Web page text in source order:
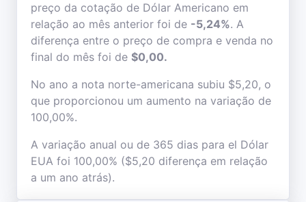
preço da cotação de Dólar Americano em
relação ao mês anterior foi de -5,24%. A
diferença entre o preço de compra e venda no
final do mês foi de $0,00.
No ano a nota norte-americana subiu $5,20, o
que proporcionou um aumento na variação de
100,00%.
A variação anual ou de 365 dias para el Dólar
EUA foi 100,00% ($5,20 diferença em relação
a um ano atrás).